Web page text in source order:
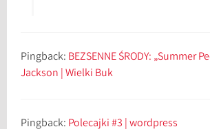
Pingback: BEZSENNE ŚRODY: „Summer
Jackson | Wielki Buk
Pingback: Polecajki #3 | wordpress